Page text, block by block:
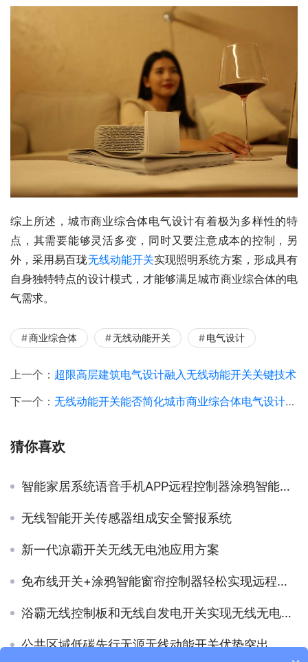
综上所述，城市商业综合体电气设计有着极为多样性的特
点，其需要能够灵活多变，同时又要注意成本的控制，另
外，采用易百珑无线动能开关实现照明系统方案，形成具有
自身独特特点的设计模式，才能够满足城市商业综合体的电
气需求。
商业综合体 无线动能开关 电气设计
上一个： 超限高层建筑电气设计融入无线动能开关关键技术
下一个： 无线动能开关能否简化城市商业综合体电气设计的关键技术要素
猜你喜欢
智能家居系统语音手机APP远程控制器涂鸦智能开关
无线智能开关传感器组成安全警报系统
新一代凉霸开关无线无电池应用方案
免布线开关+涂鸦智能窗帘控制器轻松实现远程多控
浴霸无线控制板和无线自发电开关实现无线无电池控制
公共区域低碳先行无源无线动能开关优势突出